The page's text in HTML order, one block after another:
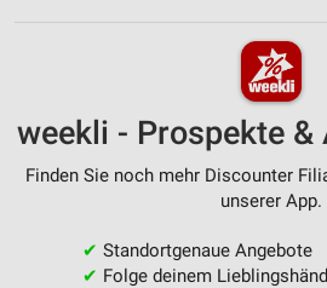
weekli - Prospekte &
Finden Sie noch mehr Discounter
unserer App.
✔ Standortgenaue Angebote
✔ Folge deinem